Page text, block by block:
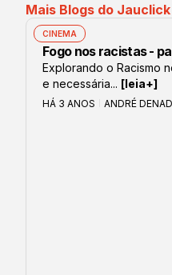
Mais Blogs do Jauclick
CINEMA
Fogo nos racistas -
Explorando o Racismo
e necessária... [leia+]
HÁ 3 ANOS ANDRÉ